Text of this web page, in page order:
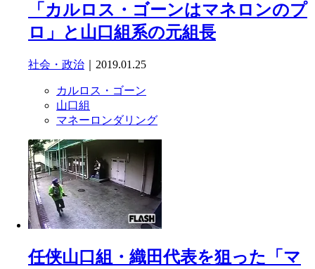
「カルロス・ゴーンはマネロンのプ
ロ」と山口組系の元組長
社会・政治 ｜2019.01.25
カルロス・ゴーン
山口組
マネーロンダリング
任侠山口組・織田代表を狙った「マ